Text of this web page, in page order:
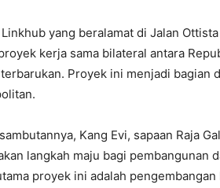
yang beralamat di Jalan
kerja sama bilateral antara
Proyek ini menjadi bagian
Kang Evi, sapaan Raja
langkah maju bagi pembangunan
proyek ini adalah